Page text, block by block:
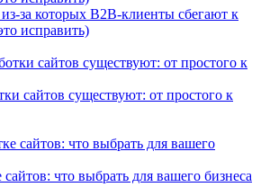
за которых B2B-клиенты сбегают к
исправить)
сайтов существуют: от простого к
что выбрать для вашего бизнеса